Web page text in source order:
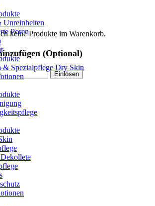
keine Produkte im Warenkorb.
(Optional)
Unreinheiten
Poren
& Spezialpflege Dry Skin